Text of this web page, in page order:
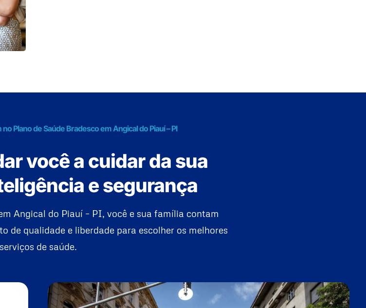
Plano de Saúde Bradesco em Angical do Piauí – PI
você a cuidar da sua
e segurança
Angical do Piauí – PI, você e sua família contam
de qualidade e liberdade para escolher os melhores
serviços de saúde.